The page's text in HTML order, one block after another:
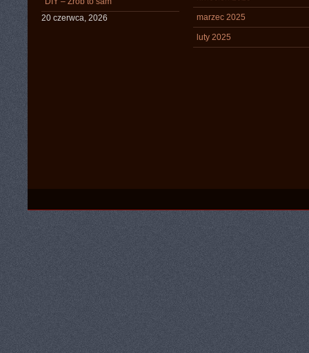
20 czerwca, 2026
marzec 2025
luty 2025